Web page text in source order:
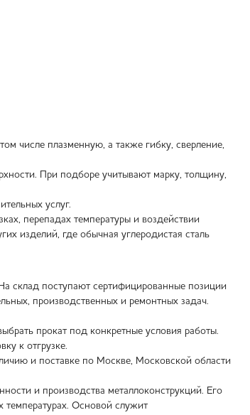
числе плазменную, а также гибку, сверление,
При подборе учитывают марку, толщину,
услуг.
перепадах температуры и воздействии
изделий, где обычная углеродистая сталь
склад поступают сертифицированные позиции
производственных и ремонтных задач.
прокат под конкретные условия работы.
к отгрузке.
и поставке по Москве, Московской области
и производства металлоконструкций. Его
температурах. Основой служит